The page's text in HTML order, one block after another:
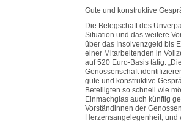
Gute und konstruktive
Die Belegschaft des
Situation und das weitere
über das Insolvenzgeld bis
einer Mitarbeitenden in
auf 520 Euro-Basis tätig.
Genossenschaft
gute und konstruktive
Beteiligten so schnell wie
Einmachglas auch künftig
Vorständinnen der
Herzensangelegenheit, und